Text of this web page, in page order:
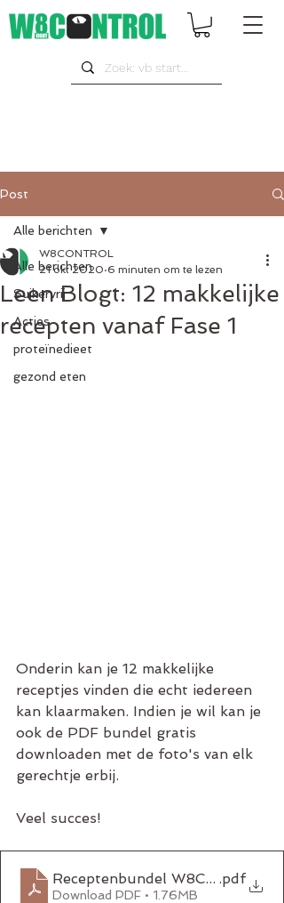
Post
Alle berichten
Suikervrij
Acties
proteïnedieet
gezond eten
Alle berichten
Leen Blogt: 12 makkelijke
recepten vanaf Fase 1
W8CONTROL
21 okt 2020 6 minuten om te lezen
Onderin kan je 12 makkelijke
receptjes vinden die echt iedereen
kan klaarmaken. Indien je wil kan je
ook de PDF bundel gratis
downloaden met de foto's van elk
gerechtje erbij.
Veel succes!
Receptenbundel W8CONTROL
.pdf
Download PDF • 1.76MB